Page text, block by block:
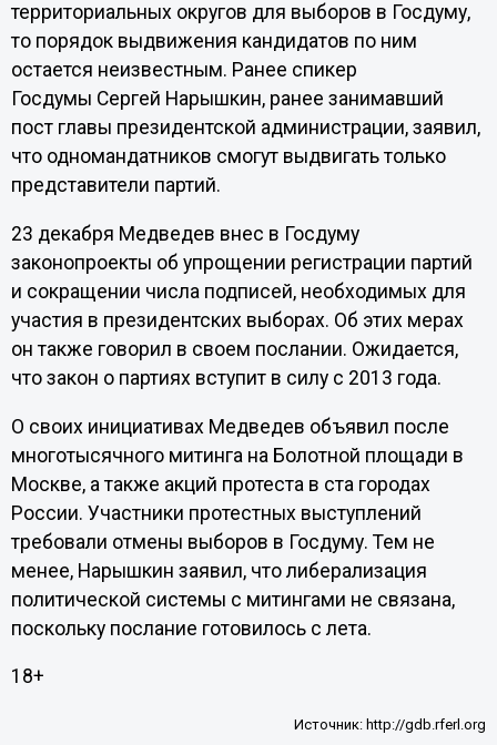
территориальных округов для выборов в Госдуму,
то порядок выдвижения кандидатов по ним
остается неизвестным. Ранее спикер
Госдумы Сергей Нарышкин, ранее занимавший
пост главы президентской администрации, заявил,
что одномандатников смогут выдвигать только
представители партий.
23 декабря Медведев внес в Госдуму
законопроекты об упрощении регистрации партий
и сокращении числа подписей, необходимых для
участия в президентских выборах. Об этих мерах
он также говорил в своем послании. Ожидается,
что закон о партиях вступит в силу с 2013 года.
О своих инициативах Медведев объявил после
многотысячного митинга на Болотной площади в
Москве, а также акций протеста в ста городах
России. Участники протестных выступлений
требовали отмены выборов в Госдуму. Тем не
менее, Нарышкин заявил, что либерализация
политической системы с митингами не связана,
поскольку послание готовилось с лета.
18+
Источник: http://gdb.rferl.org